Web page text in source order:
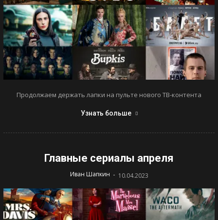
Продолжаем держать лапки на пульте нового ТВ-контента
Узнать больше
Главные сериалы апреля
Иван Шапкин - 10.04.2023